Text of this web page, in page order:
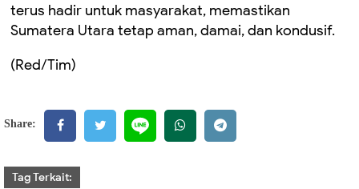
terus hadir untuk masyarakat, memastikan
Sumatera Utara tetap aman, damai, dan kondusif.
(Red/Tim)
Share:
Tag Terkait: